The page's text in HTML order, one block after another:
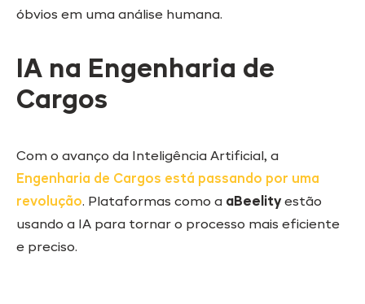
óbvios em uma análise humana.
IA na Engenharia de
Cargos
Com o avanço da Inteligência Artificial, a
Engenharia de Cargos está passando por uma
revolução. Plataformas como a aBeelityestão
usando a IA para tornar o processo mais eficiente
e preciso.